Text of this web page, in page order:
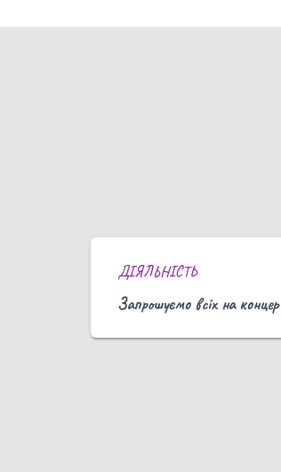
ДІЯЛЬНІСТЬ
Запрошуємо всіх на